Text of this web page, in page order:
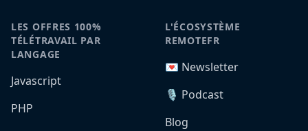
LES OFFRES 100%
TÉLÉTRAVAIL PAR
LANGAGE
Javascript
PHP
L'ÉCOSYSTÈME
REMOTEFR
💌 Newsletter
🎙️ Podcast
Blog